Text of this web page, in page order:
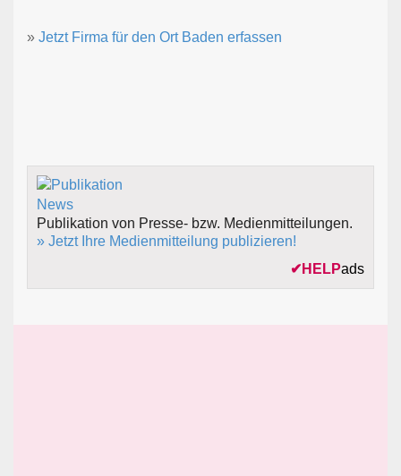
» Jetzt Firma für den Ort Baden erfassen
Publikation von Presse- bzw. Medienmitteilungen.
» Jetzt Ihre Medienmitteilung publizieren!
✔ HELPads